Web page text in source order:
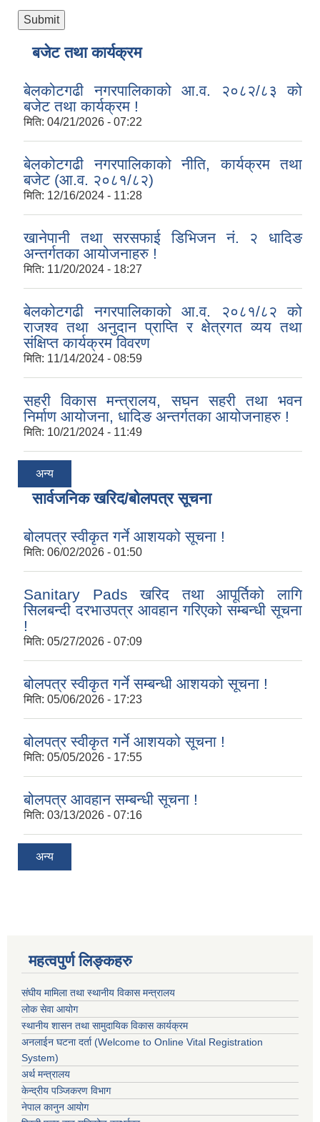
बजेट तथा कार्यक्रम
बेलकोटगढी नगरपालिकाको आ.व. २०८२/८३ को
बजेट तथा कार्यक्रम !
मिति: 04/21/2026 - 07:22
बेलकोटगढी नगरपालिकाको नीति, कार्यक्रम तथा
बजेट (आ.व. २०८१/८२)
मिति: 12/16/2024 - 11:28
खानेपानी तथा सरसफाई डिभिजन नं. २ धादिङ
अन्तर्गतका आयोजनाहरु !
मिति: 11/20/2024 - 18:27
बेलकोटगढी नगरपालिकाको आ.व. २०८१/८२ को
राजश्व तथा अनुदान प्राप्ति र क्षेत्रगत व्यय तथा
संक्षिप्त कार्यक्रम विवरण
मिति: 11/14/2024 - 08:59
सहरी विकास मन्त्रालय, सघन सहरी तथा भवन
निर्माण आयोजना, धादिङ अन्तर्गतका आयोजनाहरु !
मिति: 10/21/2024 - 11:49
अन्य
सार्वजनिक खरिद/बोलपत्र सूचना
बोलपत्र स्वीकृत गर्ने आशयको सूचना !
मिति: 06/02/2026 - 01:50
Sanitary Pads खरिद तथा आपूर्तिको लागि
सिलबन्दी दरभाउपत्र आवहान गरिएको सम्बन्धी सूचना
!
मिति: 05/27/2026 - 07:09
बोलपत्र स्वीकृत गर्ने सम्बन्धी आशयको सूचना !
मिति: 05/06/2026 - 17:23
बोलपत्र स्वीकृत गर्ने आशयको सूचना !
मिति: 05/05/2026 - 17:55
बोलपत्र आवहान सम्बन्धी सूचना !
मिति: 03/13/2026 - 07:16
अन्य
महत्वपुर्ण लिङ्कहरु
संघीय मामिला तथा स्थानीय विकास मन्त्रालय
लोक सेवा आयोग
स्थानीय शासन तथा सामुदायिक विकास कार्यक्रम
अनलाईन घटना दर्ता (Welcome to Online Vital Registration
System)
अर्थ मन्त्रालय
केन्द्रीय पञ्जिकरण विभाग
नेपाल कानुन आयोग